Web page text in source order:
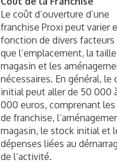
Le coût d’ouverture d’une
franchise Proxi peut varier
fonction de divers facteurs
que l’emplacement, la
magasin et les
nécessaires. En général, le
initial peut aller de 50 000
000 euros, comprenant les
de franchise,
magasin, le stock initial et
dépenses liées au
de l’activité.